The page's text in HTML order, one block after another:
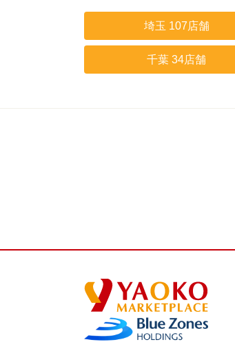
埼玉 107店舗
千葉 34店舗